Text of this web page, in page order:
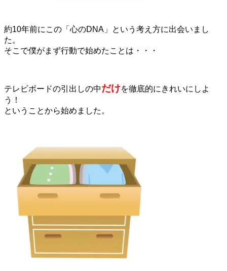
約10年前にこの「心のDNA」という考え方に出会いまし
た。
そこで僕がまず行動で始めたことは・・・
テレビボードの引出しの中だけを徹底的にきれいにしよ
う！
ということから始めました。